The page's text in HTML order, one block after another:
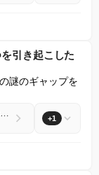
引き起こした
謎のギャップを
What triggered one of the most dramatic changes in Earth’s history? +1